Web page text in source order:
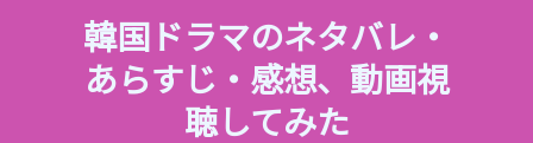
韓国ドラマのネタバレ・
あらすじ・感想、動画視
聴してみた